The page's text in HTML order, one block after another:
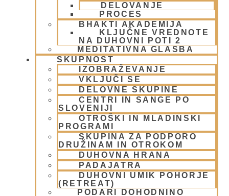
DELOVANJE
PROCES
BHAKTI AKADEMIJA
KLJUČNE VREDNOTE
NA DUHOVNI POTI 2
MEDITATIVNA GLASBA
SKUPNOST
IZOBRAŽEVANJE
VKLJUČI SE
DELOVNE SKUPINE
CENTRI IN SANGE PO
SLOVENIJI
OTROŠKI IN MLADINSKI
PROGRAMI
SKUPINA ZA PODPORO
DRUŽINAM IN OTROKOM
DUHOVNA HRANA
PADAJATRA
DUHOVNI UMIK POHORJE
(RETREAT)
PODARI DOHODNINO
Duhovni umik
(9)
FESTIVALI
(10)
Gita mahatmja(3)
Glasba
Gledališke igre(1)
Intervjuji (8)
Iskcon po svetu(2)
Jatra Javornik 2008(1)
Karma, reinkarnacija in bhakti
(8)
Krišna – vrhovna božanska oseba(7)
KRIŠNA BAZAR(1)
Krišnove inkarnacije(11)
Meditacija(9)
MORALA IN ETIKA(5)
Napitki – topli(1)